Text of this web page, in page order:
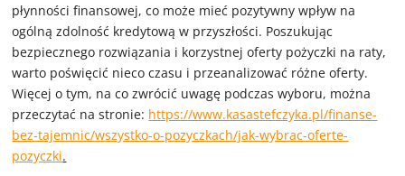
płynności finansowej, co może mieć pozytywny wpływ na
ogólną zdolność kredytową w przyszłości. Poszukując
bezpiecznego rozwiązania i korzystnej oferty pożyczki na raty,
warto poświęcić nieco czasu i przeanalizować różne oferty.
Więcej o tym, na co zwrócić uwagę podczas wyboru, można
przeczytać na stronie: https://www.kasastefczyka.pl/finanse-
bez-tajemnic/wszystko-o-pozyczkach/jak-wybrac-oferte-
pozyczki.